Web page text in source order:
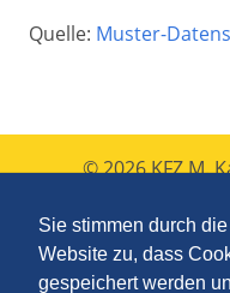
Sie stimmen durch
Website zu, dass
gespeichert werden
Quelle: Muster-
© 2026 KFZ M.
7371